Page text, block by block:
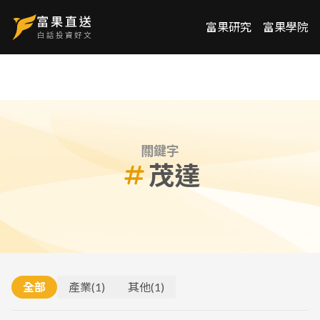
富果研究 富果學院
關鍵字
茂達
全部 產業(1) 其他(1)